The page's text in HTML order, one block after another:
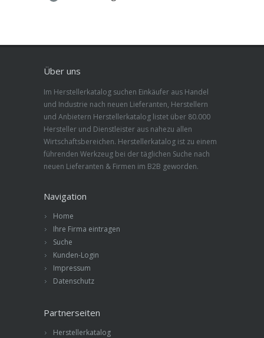
Über uns
Im Herstellerkatalog suchen Einkäufer aus Handel
und Industrie nach neuen Lieferanten, Herstellern
und Anbietern Herstellerkatalog listet über 80.000
Hersteller und Dienstleister aus nahezu allen
Wirtschaftsbereichen. Herstellerkatalog ist zu einem
führenden Werkzeug bei der täglichen Suche nach
neuen Lieferanten & Firmen im B2B geworden.
Navigation
Home
Ihre Firma eintragen
Suche
Kunden-Login
Impressum
Datenschutz
Partnerseiten
Herstellerkatalog